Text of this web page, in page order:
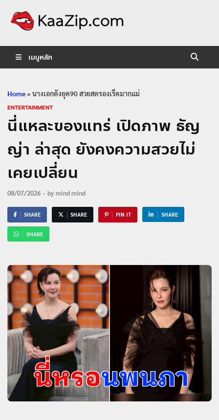
เมนูหลัก
Home»นางเอกดังยุค90 สวยสตรองเริ่ดมากแม่
ENTERTAINMENT
นี่แหละของแทร่ เปิดภาพ ธัญ
ญ่า ล่าสุด ยังคงความสวยไม่
เคยเปลี่ยน
08/07/2026 - by mind mind
SHARE SHARE PIN IT SHARE
SHARE